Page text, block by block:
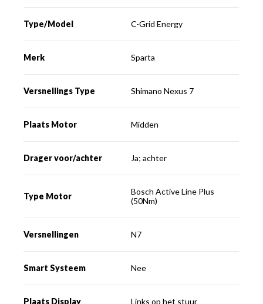
Type/Model C-Grid Energy
Merk Sparta
Versnellings Type Shimano Nexus 7
Plaats Motor Midden
Drager voor/achter Ja; achter
Type Motor
Bosch Active Line Plus
(50Nm)
Versnellingen N7
Smart Systeem Nee
Plaats Display Links op het stuur